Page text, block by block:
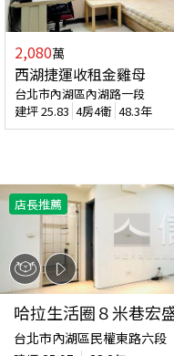
2,080萬
西湖捷運收租金雞母
台北市內湖區內湖路一段
建坪25.83 4房4衛 48.3年
店長推薦
台北市內湖區民權東路六段